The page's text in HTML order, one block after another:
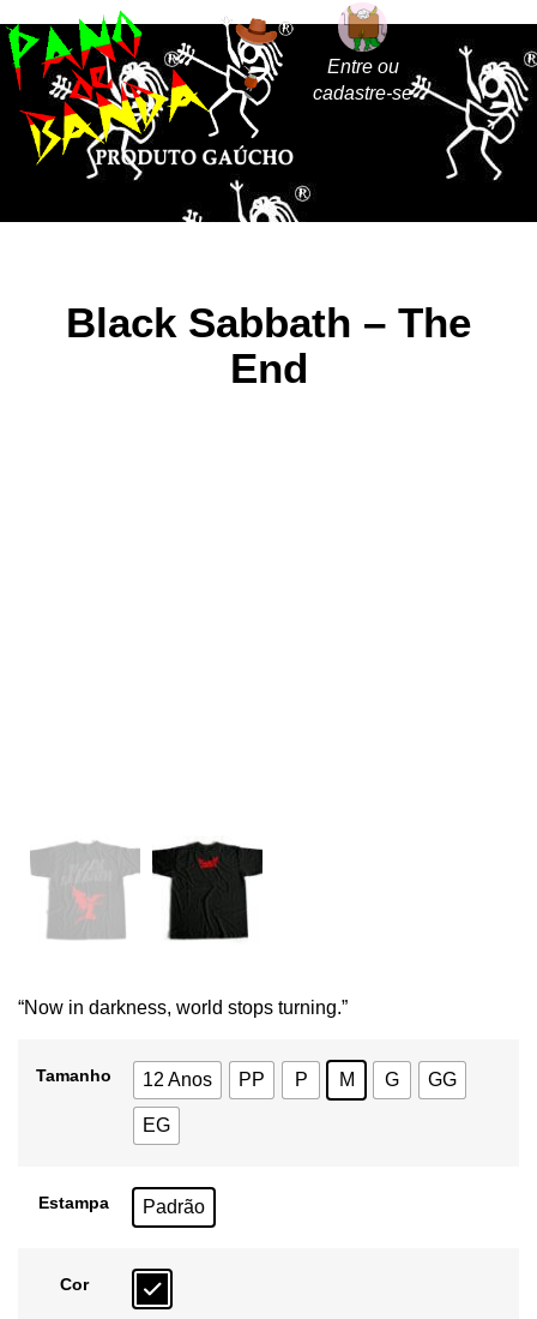
Entre ou
cadastre-se
Black Sabbath – The
End
“Now in darkness, world stops turning.”
Tamanho 12 Anos PP P M G GG
EG
Estampa Padrão
Cor